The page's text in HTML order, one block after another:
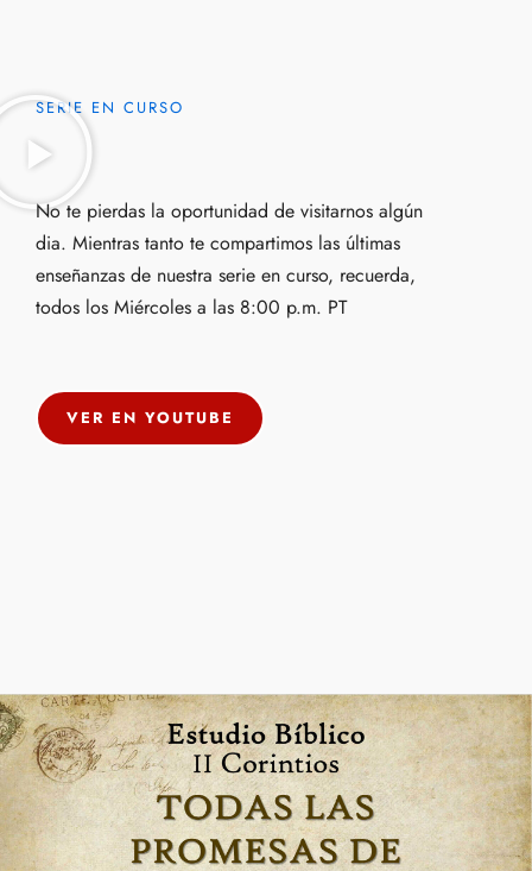
SERIE EN CURSO
No te pierdas la oportunidad de visitarnos algún
dia. Mientras tanto te compartimos las últimas
enseñanzas de nuestra serie en curso, recuerda,
todos los Miércoles a las 8:00 p.m. PT
VER EN YOUTUBE